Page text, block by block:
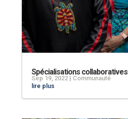
Spécialisations collaboratives
Sep 19, 2022| Communauté
lire plus